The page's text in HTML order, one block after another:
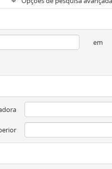
em